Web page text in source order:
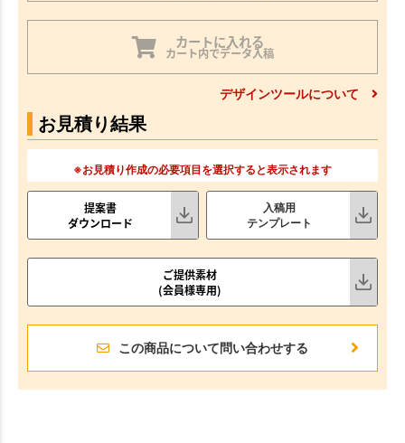
カートに入れる
カート内でデータ入稿
デザインツールについて
お見積り結果
※お見積り作成の必要項目を選択すると表示されます
提案書
ダウンロード
入稿用
テンプレート
ご提供素材
(会員様専用)
この商品について問い合わせする